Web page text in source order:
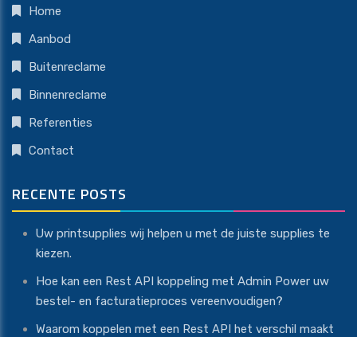
Home
Aanbod
Buitenreclame
Binnenreclame
Referenties
Contact
RECENTE POSTS
Uw printsupplies wij helpen u met de juiste supplies te
kiezen.
Hoe kan een Rest API koppeling met Admin Power uw
bestel- en facturatieproces vereenvoudigen?
Waarom koppelen met een Rest API het verschil maakt